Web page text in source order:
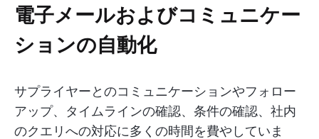
電子メールおよびコミュニケー
ションの自動化
サプライヤーとのコミュニケーションやフォロー
アップ、タイムラインの確認、条件の確認、社内
のクエリへの対応に多くの時間を費やしていま